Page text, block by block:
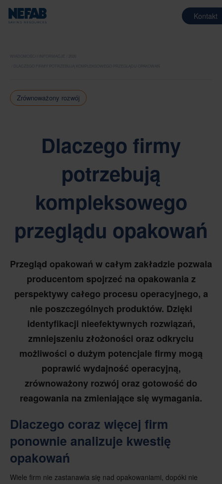
Kontakt
WIADOMOŚCI I INFORMACJE
DLACZEGO FIRMY POTRZEBUJĄ KOMPLEKSOWEGO PRZEGLĄDU OPAKOWAŃ
Zrównoważony rozwój
Dlaczego firmy
potrzebują
kompleksowego
przeglądu opakowań
Przegląd opakowań w całym zakładzie pozwala
producentom spojrzeć na opakowania z
perspektywy całego procesu operacyjnego, a
nie poszczególnych produktów. Dzięki
identyfikacji nieefektywnych rozwiązań,
zmniejszeniu złożoności oraz odkryciu
możliwości o dużym potencjale firmy mogą
poprawić wydajność operacyjną,
zrównoważony rozwój oraz gotowość do
reagowania na zmieniające się wymagania.
Dlaczego coraz więcej firm
ponownie analizuje kwestię
opakowań
Wiele firm nie zastanawia się nad opakowaniami, dopóki nie